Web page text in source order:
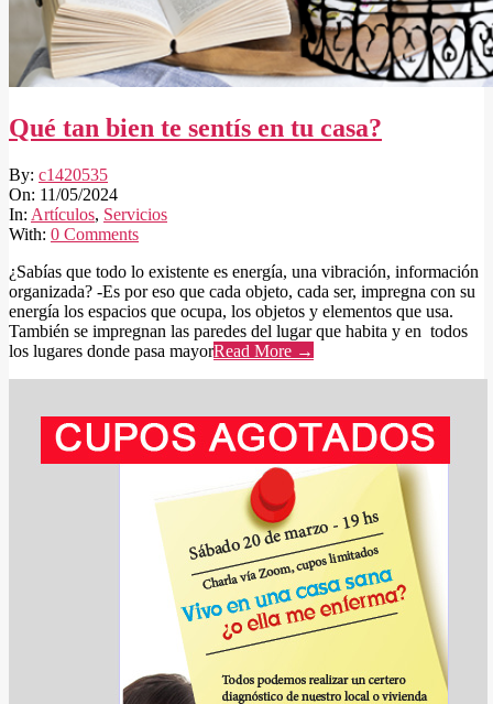
Qué tan bien te sentís en tu casa?
2024-
05-
11
By: c1420535
On: 11/05/2024
In: Artículos, Servicios
With: 0 Comments
¿Sabías que todo lo existente es energía, una vibración, información
organizada? -Es por eso que cada objeto, cada ser, impregna con su
energía los espacios que ocupa, los objetos y elementos que usa.
También se impregnan las paredes del lugar que habita y en todos
los lugares donde pasa mayorRead More →